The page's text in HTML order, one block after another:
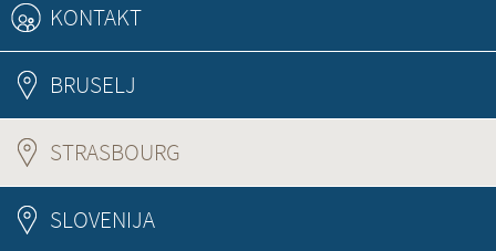
KONTAKT
BRUSELJ
STRASBOURG
SLOVENIJA